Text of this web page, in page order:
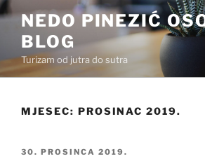
Preskoči
sadržaj
NEDO PINEZIĆ
BLOG
Turizam od jutra do sutra
MJESEC: PROSINAC 2019.
OBJAVLJENO
30. PROSINCA 2019.